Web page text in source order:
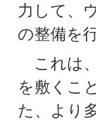
力して、
の整備を
これは
を敷くこ
た、より